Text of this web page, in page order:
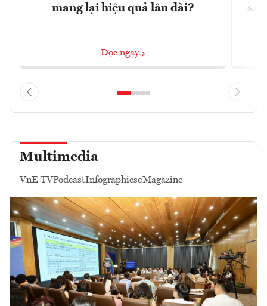
mang lại hiệu quả lâu dài?
Đọc ngay
Multimedia
VnE TVPodcastInfographicseMagazine